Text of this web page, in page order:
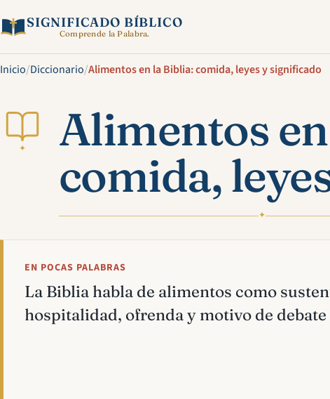
SIGNIFICADO BÍBLICO
Comprende la Palabra.
Inicio/Diccionario/Alimentos en la Biblia: comida, leyes y significado
✦
Alimentos
comida,
✦
EN POCAS PALABRAS
La Biblia habla de alimentos como
hospitalidad, ofrenda y motivo de